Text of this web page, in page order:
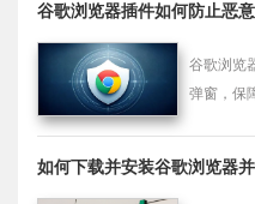
谷歌浏览器插件如何防止恶
谷歌浏览
弹窗，保
如何下载并安装谷歌浏览器